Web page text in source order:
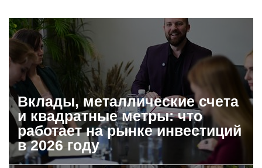
Вклады, металлические счета
и квадратные метры: что
работает на рынке инвестиций
в 2026 году